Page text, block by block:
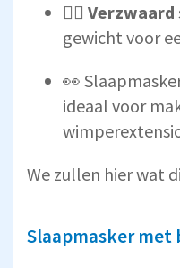
🏋️‍♀️ Verzwaard
gewicht voor
👀
ideaal voor
We zullen hier wat
Slaapmasker